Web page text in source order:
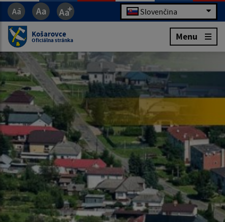
Slovenčina
Košarovce
Oficiálna stránka Menu